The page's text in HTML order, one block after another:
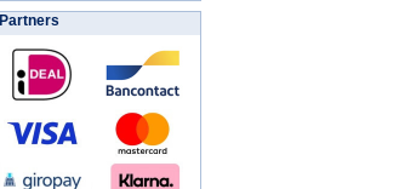
Partners